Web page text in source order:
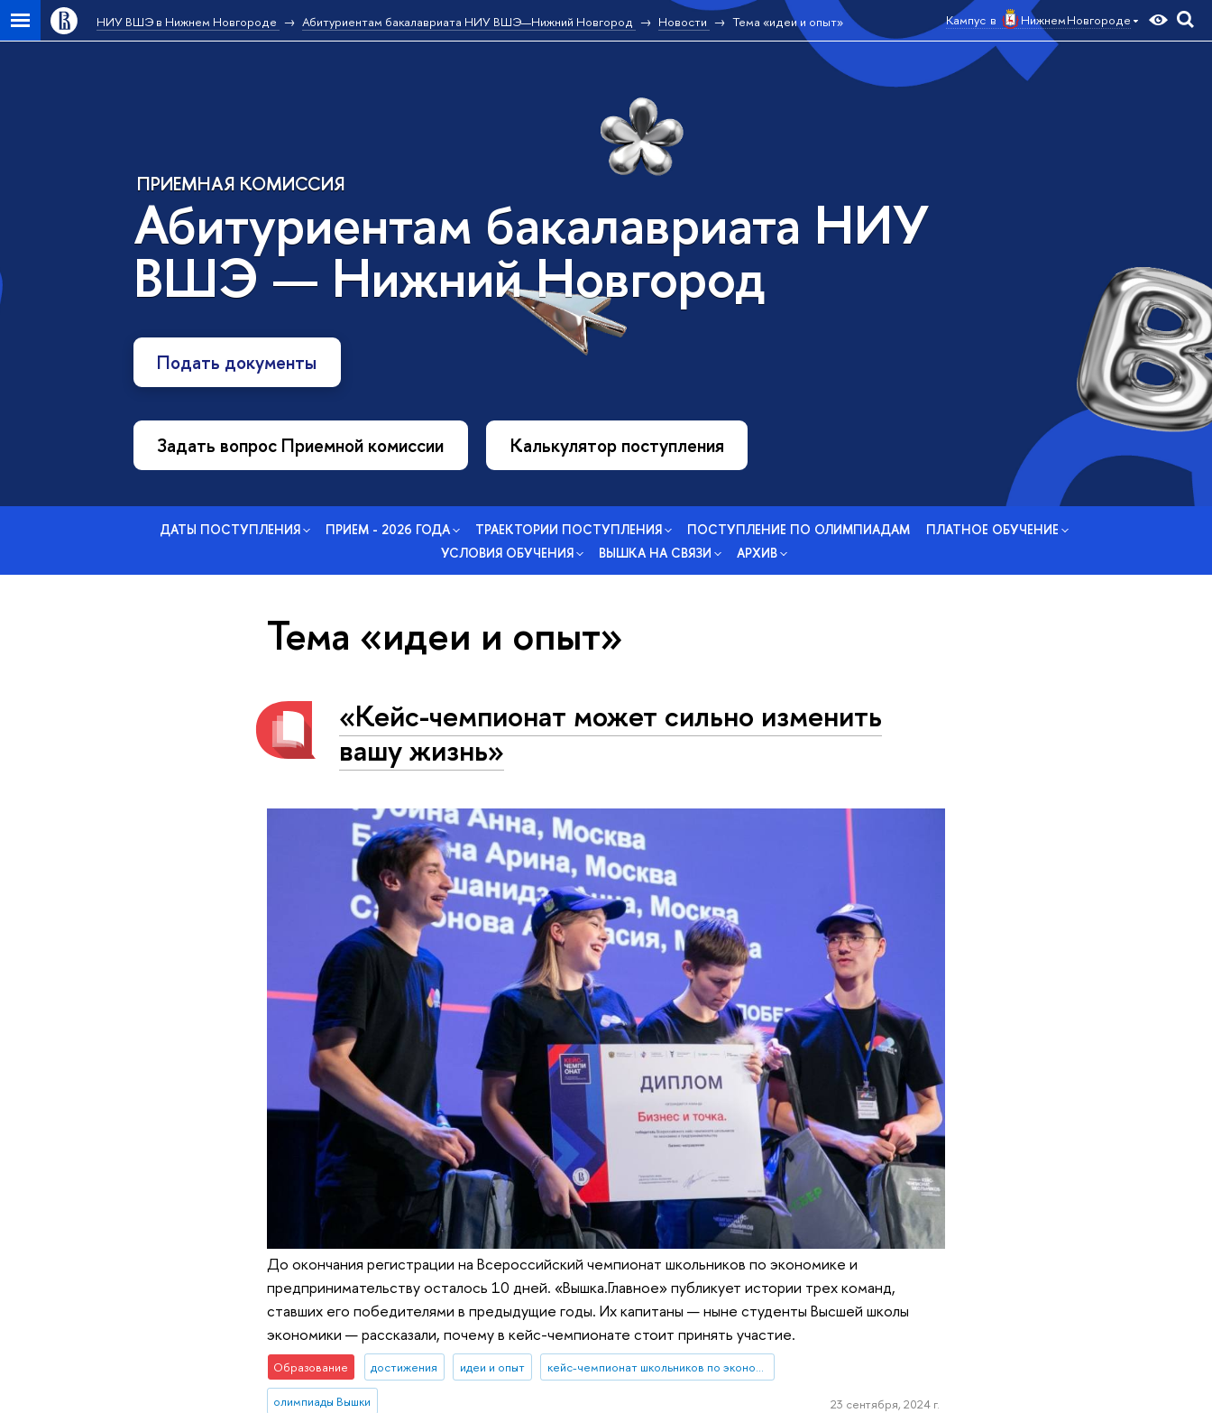
Кампус в Нижнем Новгороде
НИУ ВШЭ в Нижнем Новгороде Абитуриентам бакалавриата НИУ ВШЭ—Нижний Новгород Новости Тема «идеи и опыт»
ПРИЕМНАЯ КОМИССИЯ
Абитуриентам бакалавриата НИУ
ВШЭ — Нижний Новгород
Подать документы
Задать вопрос Приемной комиссии Калькулятор поступления
ДАТЫ ПОСТУПЛЕНИЯ ПРИЕМ - 2026 ГОДА ТРАЕКТОРИИ ПОСТУПЛЕНИЯ ПОСТУПЛЕНИЕ ПО ОЛИМПИАДАМ
ПЛАТНОЕ ОБУЧЕНИЕ
УСЛОВИЯ ОБУЧЕНИЯ
ВЫШКА НА СВЯЗИ АРХИВ
Тема «идеи и опыт»
«Кейс-чемпионат может сильно изменить
вашу жизнь»
До окончания регистрации на Всероссийский чемпионат школьников по экономике и
предпринимательству осталось 10 дней. «Вышка.Главное» публикует истории трех команд,
ставших его победителями в предыдущие годы. Их капитаны — ныне студенты Высшей школы
экономики — рассказали, почему в кейс-чемпионате стоит принять участие.
Образование достижения идеи и опыт кейс-чемпионат школьников по экономике и предпринимательству
олимпиады Вышки 23 сентября, 2024 г.